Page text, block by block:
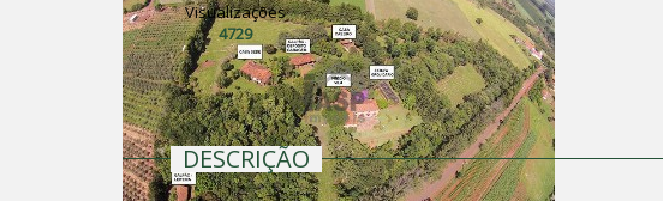
Visualizações
4729
DESCRIÇÃO